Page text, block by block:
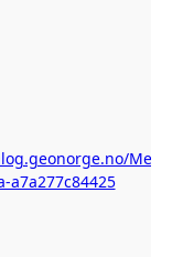
a7a277c84425